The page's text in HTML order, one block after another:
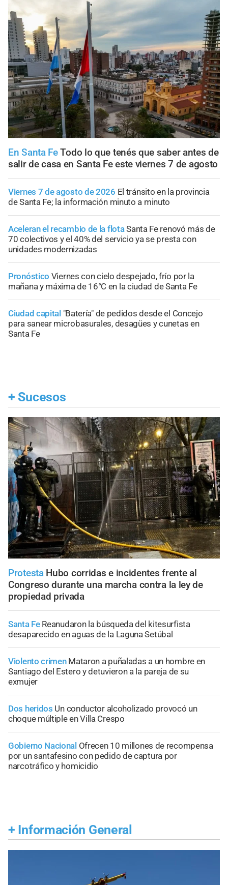
En Santa FeTodo lo que tenés que saber antes de
salir de casa en Santa Fe este viernes 7 de agosto
Viernes 7 de agosto de 2026 El tránsito en la provincia
de Santa Fe; la información minuto a minuto
Aceleran el recambio de la flotaSanta Fe renovó más de
70 colectivos y el 40% del servicio ya se presta con
unidades modernizadas
Pronóstico Viernes con cielo despejado, frío por la
mañana y máxima de 16°C en la ciudad de Santa Fe
Ciudad capital "Batería" de pedidos desde el Concejo
para sanear microbasurales, desagües y cunetas en
Santa Fe
+ Sucesos
Protesta Hubo corridas e incidentes frente al
Congreso durante una marcha contra la ley de
propiedad privada
Santa Fe Reanudaron la búsqueda del kitesurfista
desaparecido en aguas de la Laguna Setúbal
Violento crimen Mataron a puñaladas a un hombre en
Santiago del Estero y detuvieron a la pareja de su
exmujer
Dos heridos Un conductor alcoholizado provocó un
choque múltiple en Villa Crespo
Gobierno Nacional Ofrecen 10 millones de recompensa
por un santafesino con pedido de captura por
narcotráfico y homicidio
+ Información General